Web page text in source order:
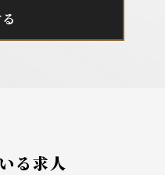
る求人